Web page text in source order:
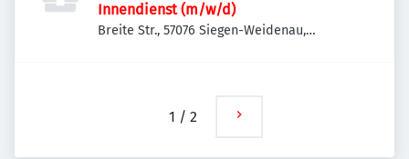
Innendienst (m/w/d)
Breite Str., 57076 Siegen-Weidenau,
1 / 2